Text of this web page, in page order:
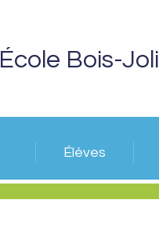
École Bois-Joli
Élèves